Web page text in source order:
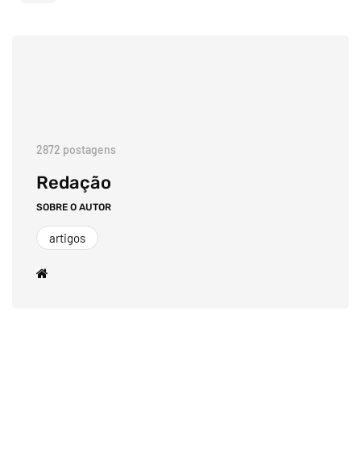
2872 postagens
Redação
SOBRE O AUTOR
artigos